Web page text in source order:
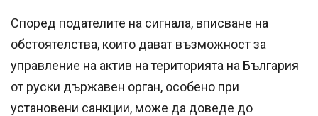
Според подателите на сигнала, вписване на
обстоятелства, които дават възможност за
управление на актив на територията на България
от руски държавен орган, особено при
установени санкции, може да доведе до